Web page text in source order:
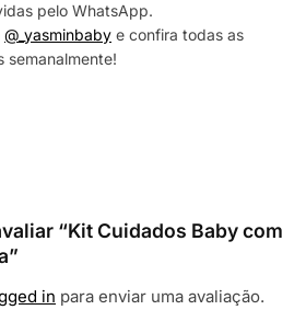
pelo WhatsApp.
@_yasminbaby e confira todas as
semanalmente!
“Kit Cuidados Baby com
in para enviar uma avaliação.